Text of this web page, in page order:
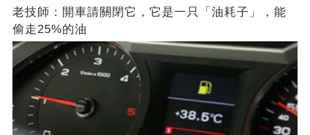
老技師：開車請關閉它，它是一只「油耗子」，能
偷走25%的油